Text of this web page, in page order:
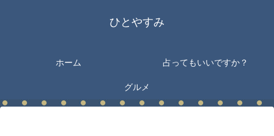
ひとやすみ
ホーム 占ってもいいですか？
グルメ